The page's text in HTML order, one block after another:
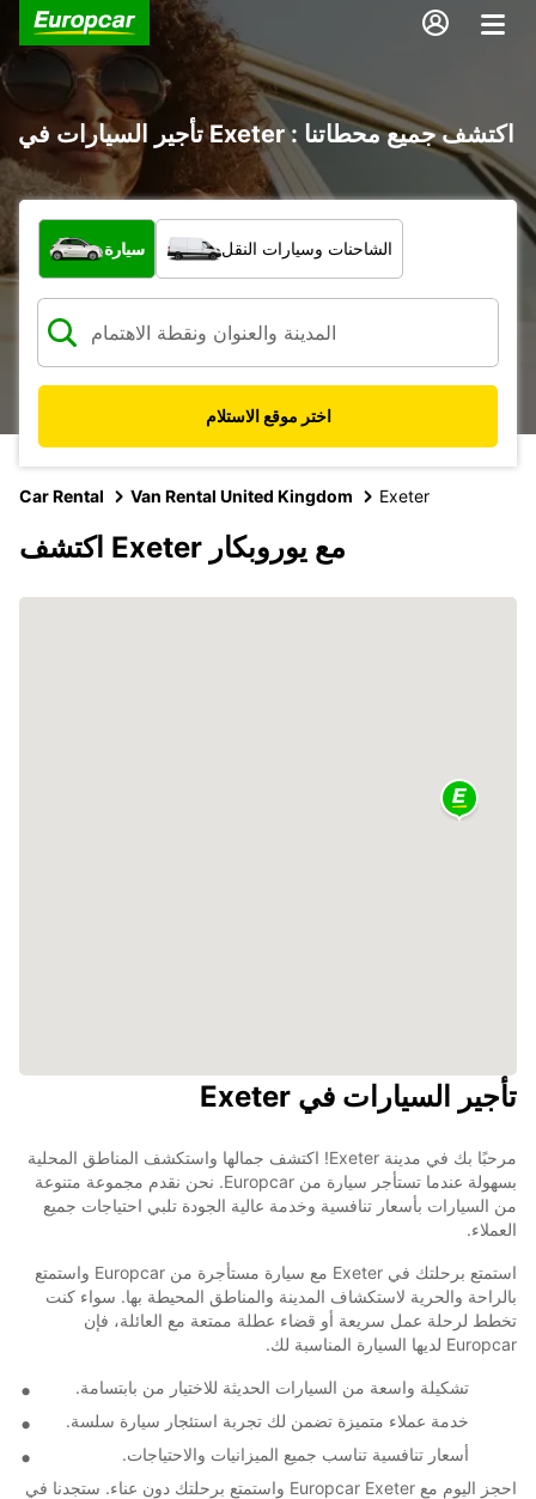
تأجير السيارات في Exeter : اكتشف جميع محطاتنا
ما نوع المركبة؟
سيارة الشاحنات وسيارات النقل
اختر موقع الاستلام
Car Rental Van Rental United Kingdom Exeter
اكتشف Exeter مع يوروبكار
تأجير السيارات في Exeter
مرحبًا بك في مدينة Exeter! اكتشف جمالها واستكشف المناطق المحلية
بسهولة عندما تستأجر سيارة من Europcar. نحن نقدم مجموعة متنوعة
من السيارات بأسعار تنافسية وخدمة عالية الجودة تلبي احتياجات جميع
العملاء.
استمتع برحلتك في Exeter مع سيارة مستأجرة من Europcar واستمتع
بالراحة والحرية لاستكشاف المدينة والمناطق المحيطة بها. سواء كنت
تخطط لرحلة عمل سريعة أو قضاء عطلة ممتعة مع العائلة، فإن
Europcar لديها السيارة المناسبة لك.
تشكيلة واسعة من السيارات الحديثة للاختيار من بابتسامة.
خدمة عملاء متميزة تضمن لك تجربة استئجار سيارة سلسة.
أسعار تنافسية تناسب جميع الميزانيات والاحتياجات.
احجز اليوم مع Europcar Exeter واستمتع برحلتك دون عناء. ستجدنا في